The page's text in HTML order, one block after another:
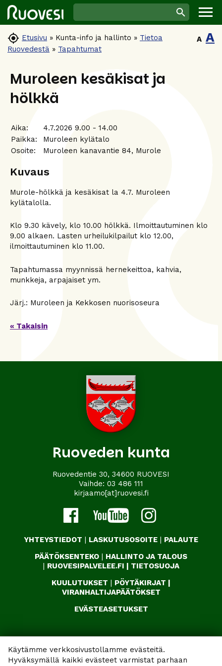
Käytämme verkkosivustollamme evästeitä.
Hyväksymällä kaikki evästeet varmistat parhaan
 Etusivu » Kunta-info ja hallinto » Tietoa
Ruovedestä » Tapahtumat
A A
Muroleen kesäkisat ja
hölkkä
Aika:
4.7.2026 9.00 - 14.00
Paikka:
Muroleen kylätalo
Osoite:
Muroleen kanavantie 84, Murole
Kuvaus
Murole-hölkkä ja kesäkisat la 4.7. Muroleen
kylätalolla.
Klo 9.30 kävely, klo 10.00 hölkkä. Ilmoittautuminen klo
9.00 alkaen. Lasten urheilukilpailut klo 12.00,
ilmoittautuminen klo 11.00.
Tapahtumassa myynnissä hernekeittoa, kahvia,
munkkeja, arpajaiset ym.
Järj.: Muroleen ja Kekkosen nuorisoseura
« Takaisin
Ruoveden kunta
Ruovedentie 30, 34600 RUOVESI
Vaihde: 03 486 111
kirjaamo[at]ruovesi.fi
YHTEYSTIEDOT | LASKUTUSOSOITE | PALAUTE
PÄÄTÖKSENTEKO | HALLINTO JA TALOUS
| RUOVESIPALVELEE.FI | TIETOSUOJA
KUULUTUKSET | PÖYTÄKIRJAT |
VIRANHALTIJAPÄÄTÖKSET
EVÄSTEASETUKSET